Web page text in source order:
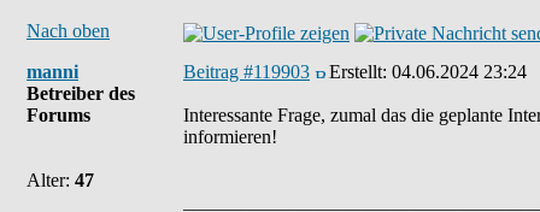
Nach oben
manni
Betreiber des
Forums
Alter: 47
Beitrag #119903 Erstellt: 04.06.2024 23:24
Interessante Frage, zumal das die geplante
informieren!